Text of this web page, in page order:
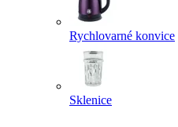
Rychlovarné konvice
Sklenice